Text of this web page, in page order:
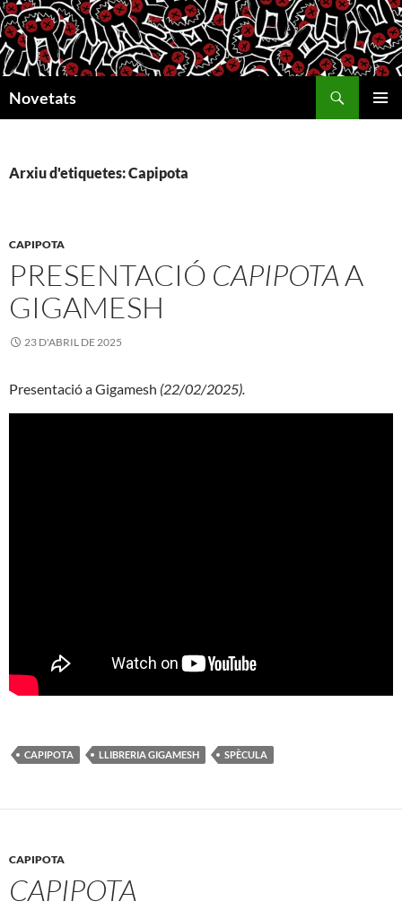
Vés
al
contingut
Novetats
Arxiu d'etiquetes: Capipota
CAPIPOTA
PRESENTACIÓ CAPIPOTAA
GIGAMESH
23 D'ABRIL DE 2025
Presentació a Gigamesh (22/02/2025).
CAPIPOTA LLIBRERIA GIGAMESH SPÈCULA
CAPIPOTA
CAPIPOTA